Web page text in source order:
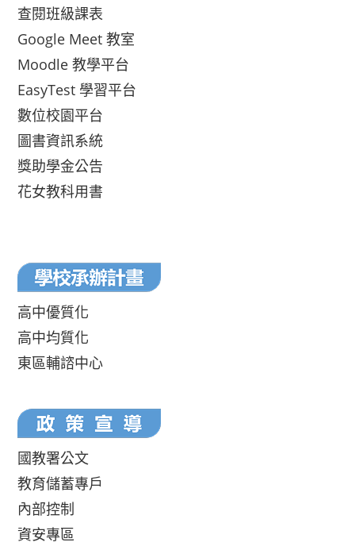
查閱班級課表
Google Meet 教室
Moodle 教學平台
EasyTest 學習平台
數位校園平台
圖書資訊系統
獎助學金公告
花女教科用書
高中優質化
高中均質化
東區輔諮中心
國教署公文
教育儲蓄專戶
內部控制
資安專區